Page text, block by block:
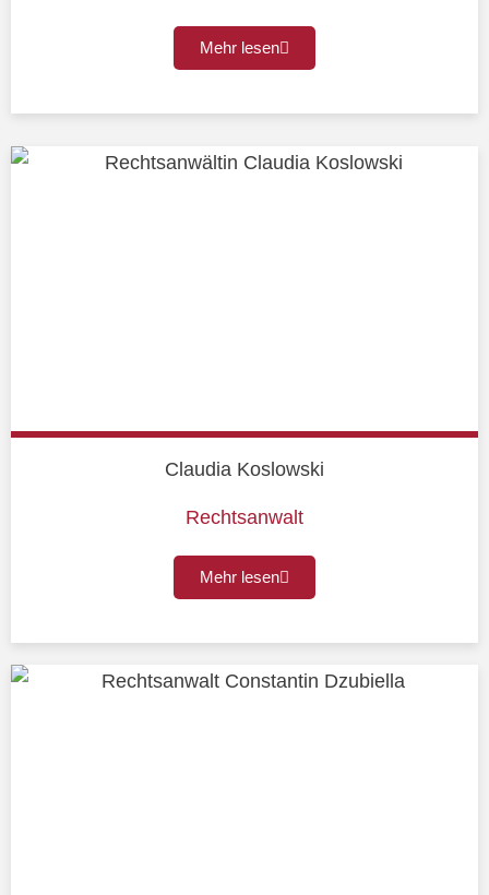
Mehr lesen
Claudia Koslowski
Rechtsanwalt
Mehr lesen